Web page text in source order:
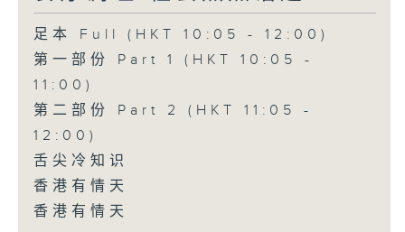
足本 Full (HKT 10:05 - 12:00)
第一部份 Part 1 (HKT 10:05 -
11:00)
第二部份 Part 2 (HKT 11:05 -
12:00)
舌尖冷知识
香港有情天
香港有情天